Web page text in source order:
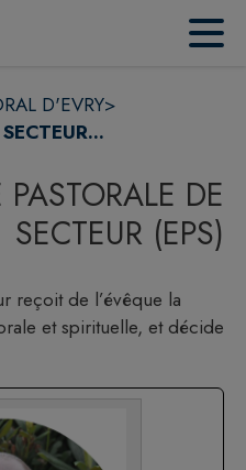
D'EVRY>
PASTORALE DE
SECTEUR (EPS)
reçoit de l’évêque la
et spirituelle, et décide